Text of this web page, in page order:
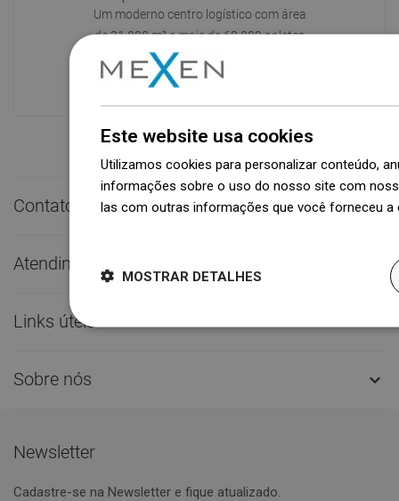
Um moderno centro logístico com área
de 31.000 m² e mais de 68.000 paletes
oferece mais de 1.500.000 peças de
produtos disponíveis!
Contato rápido 
Atendimento ao Cliente
Links úteis 
Sobre nós 
Newsletter
Cadastre-se na Newsletter e fique atualizado.
Este website usa cookies
Utilizamos cookies para personalizar conteúdo,
informações sobre o uso do nosso site com
las com outras informações que você forneceu
MOSTRAR DETALHES